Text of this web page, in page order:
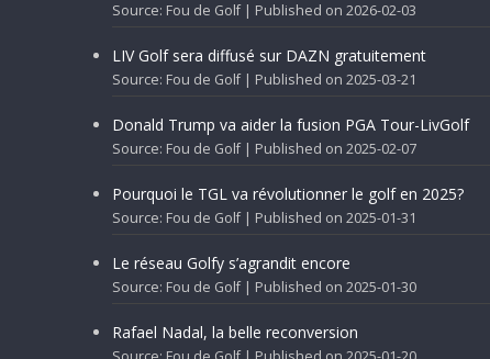
Source: Fou de Golf Published on 2026-02-03
LIV Golf sera diffusé sur DAZN gratuitement
Source: Fou de Golf Published on 2025-03-21
Donald Trump va aider la fusion PGA Tour-LivGolf
Source: Fou de Golf Published on 2025-02-07
Pourquoi le TGL va révolutionner le golf en 2025?
Source: Fou de Golf Published on 2025-01-31
Le réseau Golfy s’agrandit encore
Source: Fou de Golf Published on 2025-01-30
Rafael Nadal, la belle reconversion